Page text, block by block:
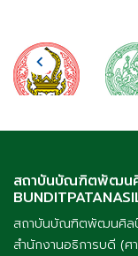
สถาบันบัณฑิตพัฒน
สถาบันบัณฑิตพัฒนศิล
สำนักงานอธิการบดี (ศ